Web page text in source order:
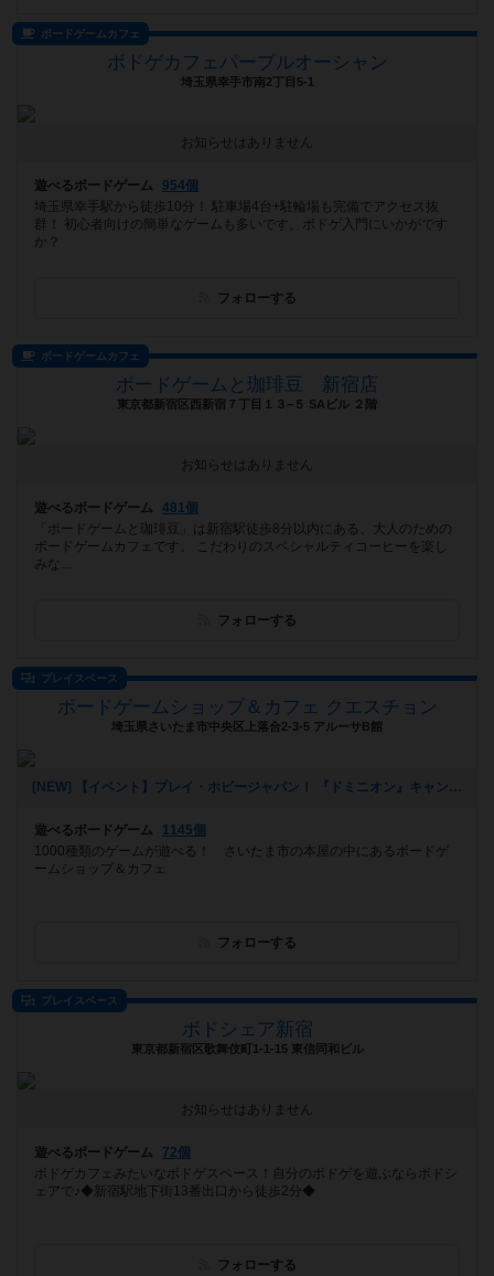
ボードゲームカフェ
ボドゲカフェパープルオーシャン
埼玉県幸手市南2丁目5-1
お知らせはありません
遊べるボードゲーム
954個
埼玉県幸手駅から徒歩10分！ 駐車場4台+駐輪場も完備でアクセス抜
群！ 初心者向けの簡単なゲームも多いです。ボドゲ入門にいかがです
か？
フォローする
ボードゲームカフェ
ボードゲームと珈琲豆 新宿店
東京都新宿区西新宿７丁目１３−５ SAビル ２階
お知らせはありません
遊べるボードゲーム
481個
「ボードゲームと珈琲豆」は新宿駅徒歩8分以内にある、大人のための
ボードゲームカフェです。 こだわりのスペシャルティコーヒーを楽し
みな...
フォローする
プレイスペース
ボードゲームショップ＆カフェ クエスチョン
埼玉県さいたま市中央区上落合2-3-5 アルーサB館
[NEW] 【イベント】プレイ・ホビージャパン！ 『ドミニオン』キャンペーン開催！（11/4 追記アリ）（2024年10月24日 21時41分）
遊べるボードゲーム
1145個
1000種類のゲームが遊べる！ さいたま市の本屋の中にあるボードゲ
ームショップ＆カフェ
フォローする
プレイスペース
ボドシェア新宿
東京都新宿区歌舞伎町1-1-15 東信同和ビル
お知らせはありません
遊べるボードゲーム
72個
ボドゲカフェみたいなボドゲスペース！自分のボドゲを遊ぶならボドシ
ェアで♪◆新宿駅地下街13番出口から徒歩2分◆
フォローする